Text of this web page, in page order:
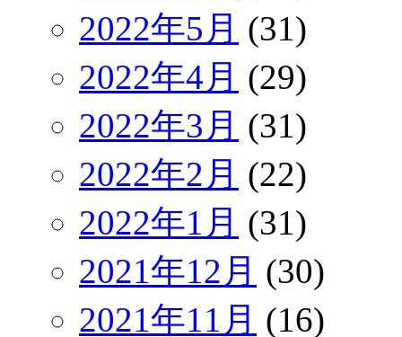
2022年5月 (31)
2022年4月 (29)
2022年3月 (31)
2022年2月 (22)
2022年1月 (31)
2021年12月 (30)
2021年11月 (16)